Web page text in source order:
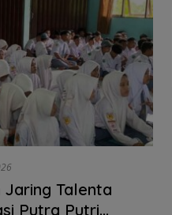
Talenta
Putra Putri